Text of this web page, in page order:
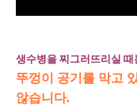
생수병을 찌그러뜨리실 때
뚜껑이 공기를 막고
않습니다.